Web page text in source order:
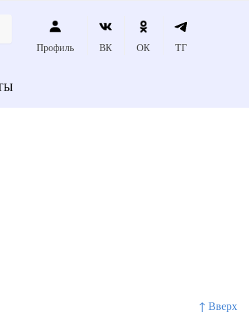
↑ Вверх
Профиль ВК ОК ТГ